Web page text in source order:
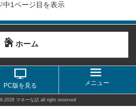
中1ページ目を表示
ホーム
PC版を見る メニュー
2026 マネーな話all right reserved